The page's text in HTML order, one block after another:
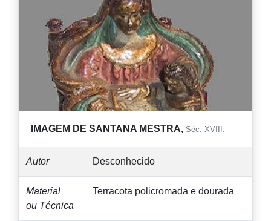
IMAGEM DE SANTANA MESTRA, Séc. XVIII.
Autor Desconhecido
Material
ou Técnica
Terracota policromada e dourada